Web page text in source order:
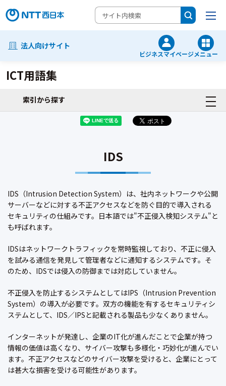
法人向けサイト
ビジネスマイページメニュー
ICT用語集
索引から探す
IDS
IDS（Intrusion Detection System）は、社内ネットワークや公開
サーバーなどに対する不正アクセスなどを防ぐ目的で導入される
セキュリティの仕組みです。日本語では"不正侵入検知システム"と
も呼ばれます。
IDSはネットワークトラフィックを常時監視しており、不正に侵入
を試みる通信を発見して管理者などに通知するシステムです。そ
のため、IDSでは侵入の防御までは対応していません。
不正侵入を防止するシステムとしてはIPS（Intrusion Prevention
System）の導入が必要です。双方の機能を有するセキュリティシ
ステムとして、IDS／IPSと記載される製品も少なくありません。
インターネットが発達し、企業のIT化が進んだことで企業が持つ
情報の価値は高くなり、サイバー攻撃も多様化・巧妙化が進んでい
ます。不正アクセスなどのサイバー攻撃を受けると、企業にとって
は甚大な損害を受ける可能性があります。